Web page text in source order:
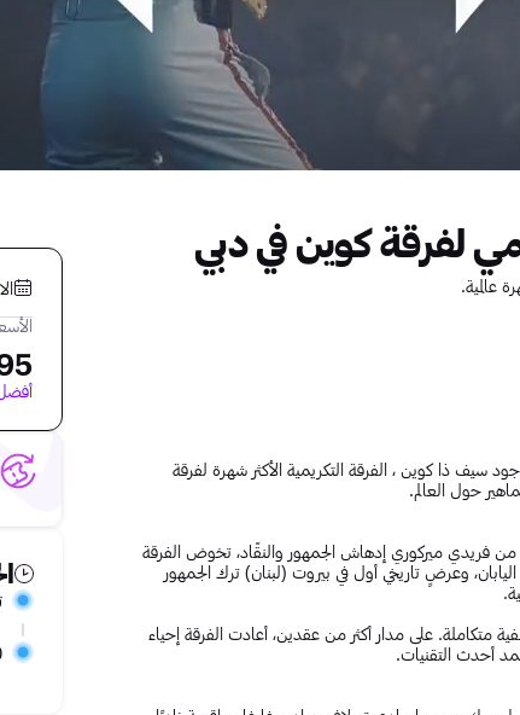
لفرقة كوين في دبي
عالمية.
تصل جود سيف ذا كوين ، الفرقة التكريمية الأكثر شهرة لفرقة
حول العالم.
من فريدي ميركوري إدهاش الجمهور والنقّاد، تخوض الفرقة
وعرضٍ تاريخي أول في بيروت (لبنان) ترك الجمهور
على مدار أكثر من عقدين، أعادت الفرقة إحياء
أحدث التقنيات.